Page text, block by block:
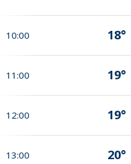
10:00 18°
11:00 19°
12:00 19°
13:00 20°